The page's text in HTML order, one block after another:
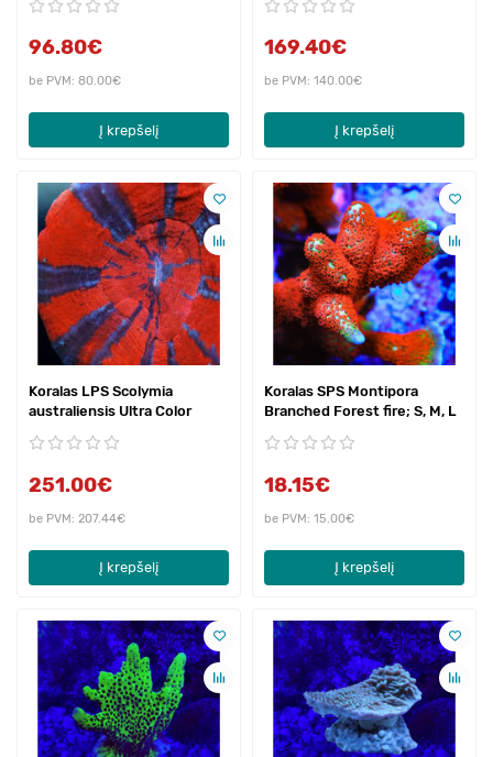
96.80€
be PVM: 80.00€
Į krepšelį
169.40€
be PVM: 140.00€
Į krepšelį
Koralas LPS Scolymia
australiensis Ultra Color
251.00€
be PVM: 207.44€
Į krepšelį
Koralas SPS Montipora
Branched Forest fire; S, M, L
18.15€
be PVM: 15.00€
Į krepšelį